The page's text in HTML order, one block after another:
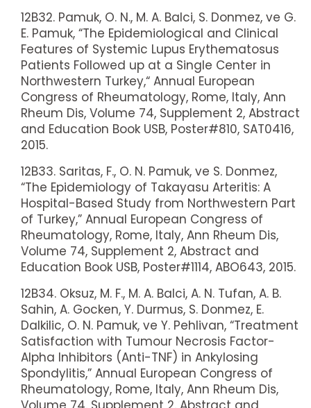
12B32. Pamuk, O. N., M. A. Balci, S. Donmez, ve G.
E. Pamuk, “The Epidemiological and Clinical
Features of Systemic Lupus Erythematosus
Patients Followed up at a Single Center in
Northwestern Turkey,“ Annual European
Congress of Rheumatology, Rome, Italy, Ann
Rheum Dis, Volume 74, Supplement 2, Abstract
and Education Book USB, Poster#810, SAT0416,
2015.
12B33. Saritas, F., O. N. Pamuk, ve S. Donmez,
“The Epidemiology of Takayasu Arteritis: A
Hospital-Based Study from Northwestern Part
of Turkey,” Annual European Congress of
Rheumatology, Rome, Italy, Ann Rheum Dis,
Volume 74, Supplement 2, Abstract and
Education Book USB, Poster#1114, ABO643, 2015.
12B34. Oksuz, M. F., M. A. Balci, A. N. Tufan, A. B.
Sahin, A. Gocken, Y. Durmus, S. Donmez, E.
Dalkilic, O. N. Pamuk, ve Y. Pehlivan, “Treatment
Satisfaction with Tumour Necrosis Factor-
Alpha Inhibitors (Anti-TNF) in Ankylosing
Spondylitis,” Annual European Congress of
Rheumatology, Rome, Italy, Ann Rheum Dis,